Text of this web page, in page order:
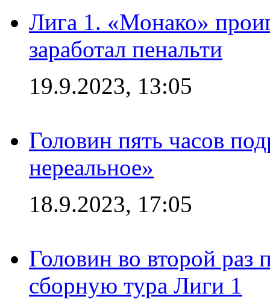
Лига 1. «Монако»
заработал пенальти
19.9.2023, 13:05
Головин пять часов
нереальное»
18.9.2023, 17:05
Головин во второй раз
сборную тура Лиги 1